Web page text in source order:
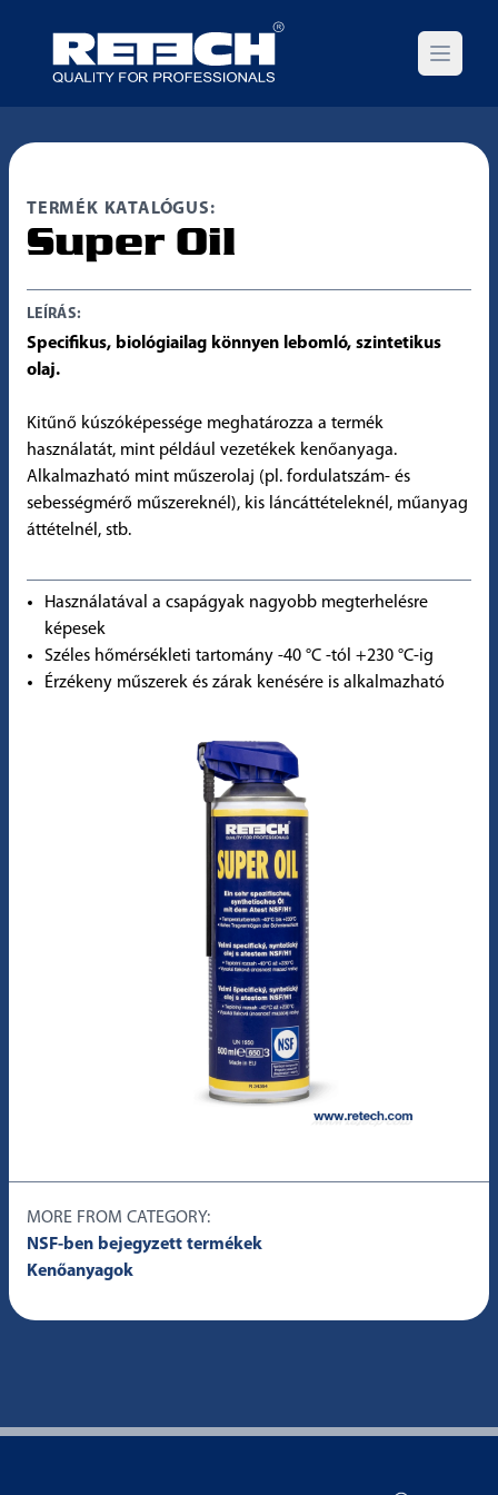
Open
TERMÉK KATALÓGUS:
Super Oil
LEÍRÁS:
Specifikus, biológiailag könnyen lebomló, szintetikus
olaj.
Kitűnő kúszóképessége meghatározza a termék
használatát, mint például vezetékek kenőanyaga.
Alkalmazható mint műszerolaj (pl. fordulatszám- és
sebességmérő műszereknél), kis láncáttételeknél, műanyag
áttételnél, stb.
Használatával a csapágyak nagyobb megterhelésre
képesek
Széles hőmérsékleti tartomány -40 °C -tól +230 °C-ig
Érzékeny műszerek és zárak kenésére is alkalmazható
MORE FROM CATEGORY:
NSF-ben bejegyzett termékek
Kenőanyagok